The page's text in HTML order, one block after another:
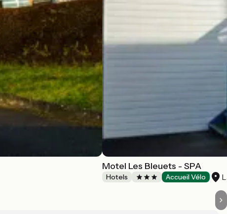
Motel Les Bleuets - SPA
Hotels Accueil Vélo